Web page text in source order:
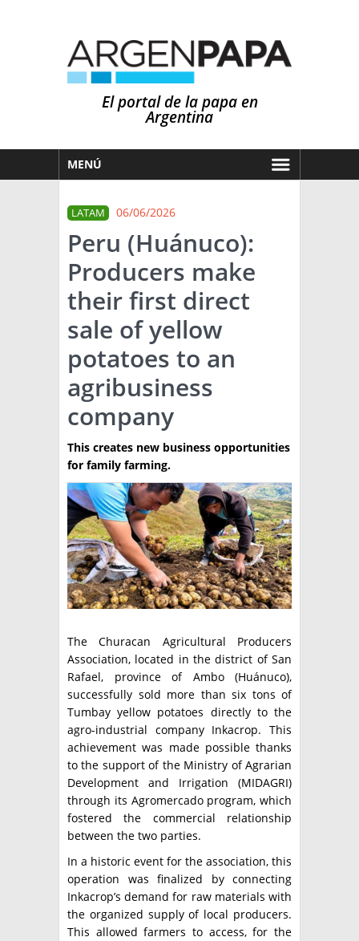
El portal de la papa en
Argentina
MENÚ
MERCADOS
NOTICIAS
EN ESPAÑOL
OTROS IDIOMAS
CLIMA
PRONÓSTICO
LLUVIAS
ARGENTINA
EL MUNDO
TÉCNICA
PRODUCCION
CLASIFICADOS
INTERES GENERAL
LA PAPA
RESOLUCIONES Y NORMATIVAS
ENLACES
ARGENPAPA
PUBLICIDAD
QUIENES SOMOS
CONTACTO
BUSCAR NOTICIAS
BUSCAR
LATAM 06/06/2026
Peru (Huánuco):
Producers make
their first direct
sale of yellow
potatoes to an
agribusiness
company
This creates new business opportunities
for family farming.
The Churacan Agricultural Producers
Association, located in the district of San
Rafael, province of Ambo (Huánuco),
successfully sold more than six tons of
Tumbay yellow potatoes directly to the
agro-industrial company Inkacrop. This
achievement was made possible thanks
to the support of the Ministry of Agrarian
Development and Irrigation (MIDAGRI)
through its Agromercado program, which
fostered the commercial relationship
between the two parties.
In a historic event for the association, this
operation was finalized by connecting
Inkacrop’s demand for raw materials with
the organized supply of local producers.
This allowed farmers to access, for the